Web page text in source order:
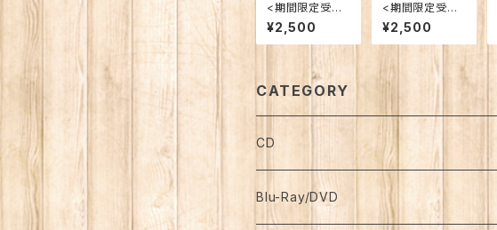
<期間限定受注
再販>【手作りC
D】2021年おう
ちコンサート
¥2,500
<期間限定受注
再販>【ライブC
D】「12周年あり
がとうツアー！〜
ファイナルはアコ
ースティックバン
ドでオトナに〜」
¥2,500
CATEGORY
CD
Blu-Ray/DVD